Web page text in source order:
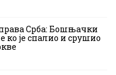
Срба: Бошњачки
ко је спалио и срушио